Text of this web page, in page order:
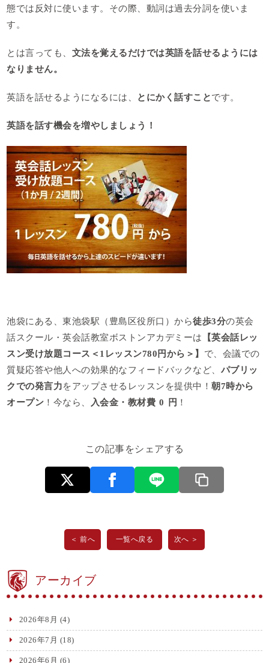
態では反対に使います。その際、動詞は過去分詞を使いま
す。
とは言っても、 文法を覚えるだけでは英語を話せるようには
なりません。
英語を話せるようになるには、 とにかく話すことです。
英語を話す機会を増やしましょう！
池袋にある、東池袋駅（豊島区役所口）から徒歩3分の英会
話スクール・英会話教室ボストンアカデミーは
【英会話レッ
スン受け放題コース＜ 1 レッスン780 円から＞】 で、会議での
質疑応答や他人への効果的なフィードバックなど、 パブリッ
クでの発言力をアップさせるレッスンを提供中！朝7時から
オープン ！今なら、 入会金・教材費 0 円 ！
この記事をシェアする
＜ 前へ 一覧へ戻る 次へ ＞
アーカイブ
2026年8月 (4)
2026年7月 (18)
2026年6月 (6)